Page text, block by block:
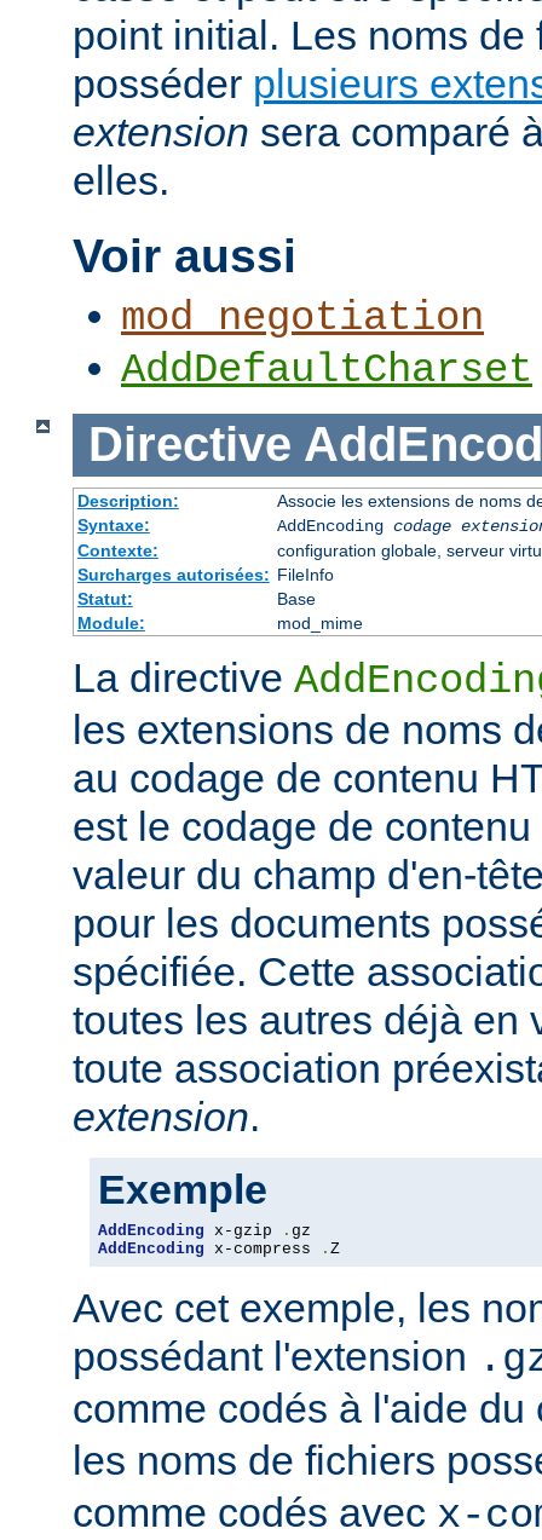
point initial. Les noms de
posséder plusieurs
extension sera comparé
elles.
Voir aussi
mod_negotiation
AddDefaultCharset
Directive
Description:
Associe les extensions de noms
Syntaxe:
AddEncoding codage
Contexte:
configuration globale, serveur
Surcharges autorisées: FileInfo
Statut:
Base
Module:
mod_mime
La directive
les extensions de noms
au codage de contenu
est le codage de
valeur du champ d'en-
pour les documents
spécifiée. Cette
toutes les autres déjà en
toute association
extension.
Exemple
AddEncoding x-gzip .
AddEncoding x-compress . Z
Avec cet exemple, les
possédant l'extension
comme codés à l'aide
les noms de fichiers
comme codés avec x-